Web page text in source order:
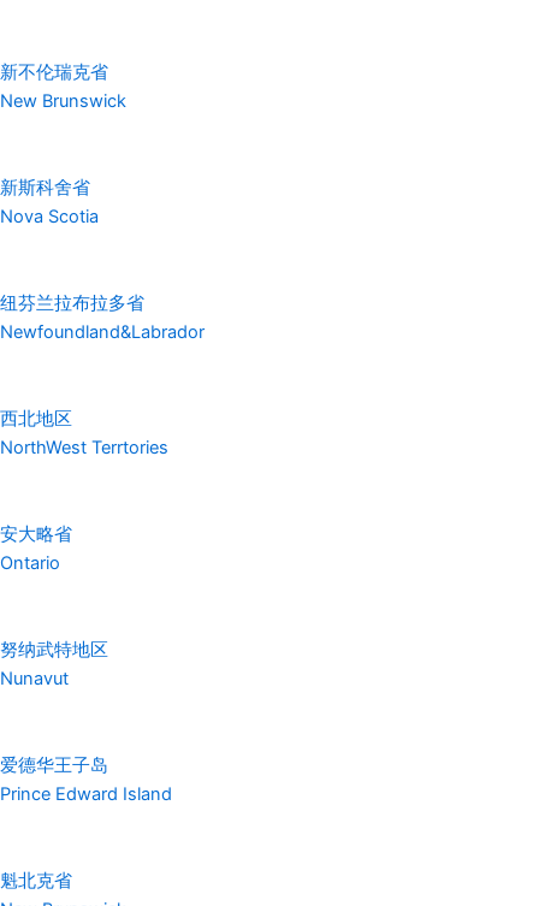
新不伦瑞克省
New Brunswick
新斯科舍省
Nova Scotia
纽芬兰拉布拉多省
Newfoundland&Labrador
西北地区
NorthWest Terrtories
安大略省
Ontario
努纳武特地区
Nunavut
爱德华王子岛
Prince Edward Island
魁北克省